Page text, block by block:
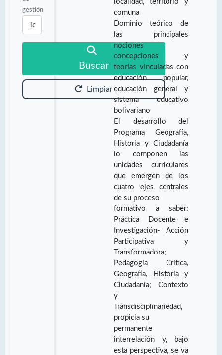
gestión
Buscar
Limpiar
localidad, territorio y
comuna
Dominio teórico de
las principales
nociones
concepciones y
teorías vinculadas con
educación popular,
educación general y
sistema educativo
bolivariano
El desarrollo del
Programa Geografía,
Historia y Ciudadanía
lo componen las
unidades curriculares
que emergen de los
cuatro ejes centrales
de su proceso
formativo a saber:
Práctica Docente e
Investigación- Acción
Participativa y
Transformadora;
Pedagogía Crítica,
Geografía, Historia y
Ciudadanía; Contexto
y
Transdisciplinariedad,
propicia su
permanente
interrelación y, bajo
esta perspectiva, se va